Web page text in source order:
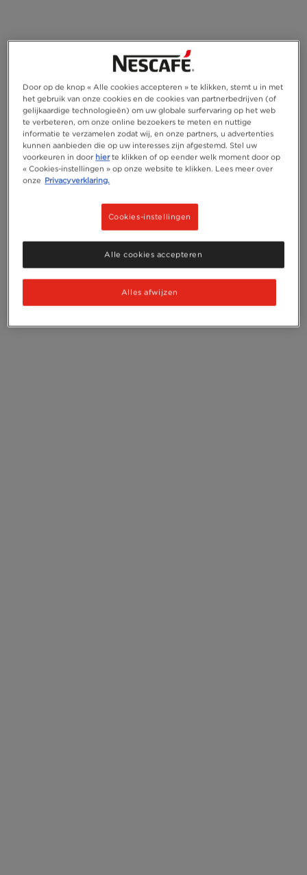
Door op de knop « Alle cookies accepteren » te klikken, stemt u in met
het gebruik van onze cookies en de cookies van partnerbedrijven (of
gelijkaardige technologieën) om uw globale surfervaring op het web
te verbeteren, om onze online bezoekers te meten en nuttige
informatie te verzamelen zodat wij, en onze partners, u advertenties
kunnen aanbieden die op uw interesses zijn afgestemd. Stel uw
voorkeuren in door hierte klikken of op eender welk moment door op
« Cookies-instellingen » op onze website te klikken. Lees meer over
onze Privacyverklaring.
Cookies-instellingen
Alles afwijzen
Alle cookies accepteren